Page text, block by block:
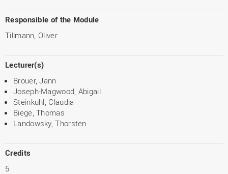
Responsible of the Module
Tillmann, Oliver
Lecturer(s)
Brouer, Jann
Joseph-Magwood, Abigail
Steinkuhl, Claudia
Biege, Thomas
Landowsky, Thorsten
Credits
5